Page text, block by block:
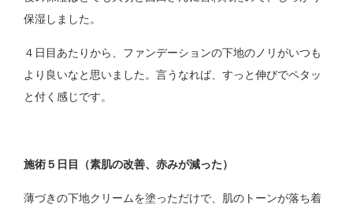
保湿しました。
４日目あたりから、ファンデーションの下地のノリがいつも
より良いなと思いました。言うなれば、すっと伸びでペタッ
と付く感じです。
施術５日目（素肌の改善、赤みが減った）
薄づきの下地クリームを塗っただけで、肌のトーンが落ち着